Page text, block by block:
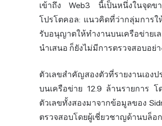
เข้าถึง Web3 นี้เป็นหนึ่งในจุดข
โปรโตคอล: แนวคิดที่ว่ากลุ่มการ
รับอนุญาตให้ทำงานบนเครือข่ายเ
นำเสนอ ก็ยังไม่มีการตรวจสอบอย่า
ตัวเลขสำคัญสองตัวที่รายงานเอง
บนเครือข่าย 12.9 ล้านรายการ โ
ตัวเลขทั้งสองมาจากข้อมูลของ
ตรวจสอบโดยผู้เชี่ยวชาญด้านบล็